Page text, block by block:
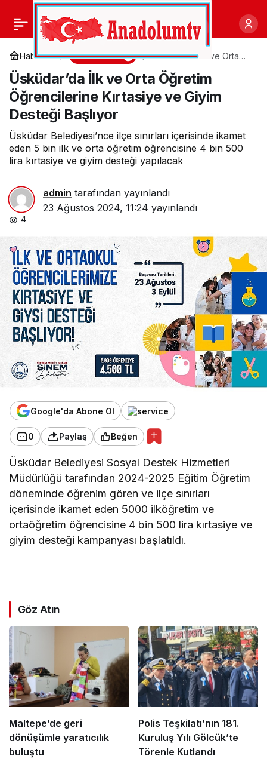
Haberler Gündem
Üsküdar’da İlk ve Orta
Kırtasiye ve Giyim
Desteği Başlıyor
Üsküdar’da İlk ve Orta Öğretim
Öğrencilerine Kırtasiye ve Giyim
Desteği Başlıyor
Üsküdar Belediyesi’nce ilçe sınırları içerisinde ikamet
eden 5 bin ilk ve orta öğretim öğrencisine 4 bin 500
lira kırtasiye ve giyim desteği yapılacak
admin tarafından yayınlandı
23 Ağustos 2024, 11:24 yayınlandı
4
Google'da Abone Ol
0 Paylaş Beğen
Üsküdar Belediyesi Sosyal Destek Hizmetleri
Müdürlüğü tarafından 2024-2025 Eğitim Öğretim
döneminde öğrenim gören ve ilçe sınırları
içerisinde ikamet eden 5000 ilköğretim ve
ortaöğretim öğrencisine 4 bin 500 lira kırtasiye ve
giyim desteği kampanyası başlatıldı.
Göz Atın
Maltepe’de geri
dönüşümle yaratıcılık
buluştu
Polis Teşkilatı’nın 181.
Kuruluş Yılı Gölcük’te
Törenle Kutlandı
Bafa Gölü Çevresindeki
Çöp ve Moloz Kirliliği
Belediye’yi Harekete
Geçirdi
Paylaş